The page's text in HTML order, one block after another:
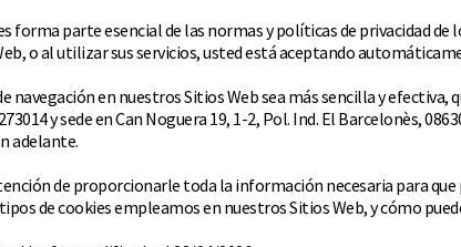
forma parte esencial de las normas y políticas de privacidad
o al utilizar sus servicios, usted está aceptando
navegación en nuestros Sitios Web sea más sencilla y
y sede en Can Noguera 19, 1-2, Pol. Ind. El Barcelonès,
adelante.
de proporcionarle toda la información necesaria para
de cookies empleamos en nuestros Sitios Web, y cómo